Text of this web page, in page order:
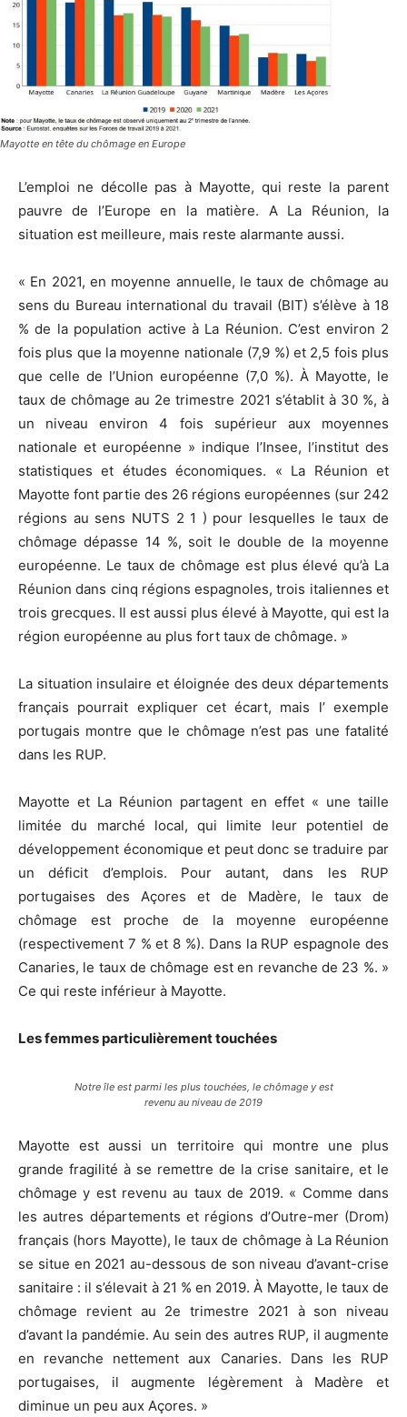
Mayotte en tête du chômage en Europe
L’emploi ne décolle pas à Mayotte, qui reste la parent
pauvre de l’Europe en la matière. A La Réunion, la
situation est meilleure, mais reste alarmante aussi.
« En 2021, en moyenne annuelle, le taux de chômage au
sens du Bureau international du travail (BIT) s’élève à 18
% de la population active à La Réunion. C’est environ 2
fois plus que la moyenne nationale (7,9 %) et 2,5 fois plus
que celle de l’Union européenne (7,0 %). À Mayotte, le
taux de chômage au 2e trimestre 2021 s’établit à 30 %, à
un niveau environ 4 fois supérieur aux moyennes
nationale et européenne » indique l’Insee, l’institut des
statistiques et études économiques. « La Réunion et
Mayotte font partie des 26 régions européennes (sur 242
régions au sens NUTS 2 1 ) pour lesquelles le taux de
chômage dépasse 14 %, soit le double de la moyenne
européenne. Le taux de chômage est plus élevé qu’à La
Réunion dans cinq régions espagnoles, trois italiennes et
trois grecques. Il est aussi plus élevé à Mayotte, qui est la
région européenne au plus fort taux de chômage. »
La situation insulaire et éloignée des deux départements
français pourrait expliquer cet écart, mais l’ exemple
portugais montre que le chômage n’est pas une fatalité
dans les RUP.
Mayotte et La Réunion partagent en effet « une taille
limitée du marché local, qui limite leur potentiel de
développement économique et peut donc se traduire par
un déficit d’emplois. Pour autant, dans les RUP
portugaises des Açores et de Madère, le taux de
chômage est proche de la moyenne européenne
(respectivement 7 % et 8 %). Dans la RUP espagnole des
Canaries, le taux de chômage est en revanche de 23 %. »
Ce qui reste inférieur à Mayotte.
Les femmes particulièrement touchées
Notre île est parmi les plus touchées, le chômage y est
revenu au niveau de 2019
Mayotte est aussi un territoire qui montre une plus
grande fragilité à se remettre de la crise sanitaire, et le
chômage y est revenu au taux de 2019. « Comme dans
les autres départements et régions d’Outre-mer (Drom)
français (hors Mayotte), le taux de chômage à La Réunion
se situe en 2021 au-dessous de son niveau d’avant-crise
sanitaire : il s’élevait à 21 % en 2019. À Mayotte, le taux de
chômage revient au 2e trimestre 2021 à son niveau
d’avant la pandémie. Au sein des autres RUP, il augmente
en revanche nettement aux Canaries. Dans les RUP
portugaises, il augmente légèrement à Madère et
diminue un peu aux Açores. »